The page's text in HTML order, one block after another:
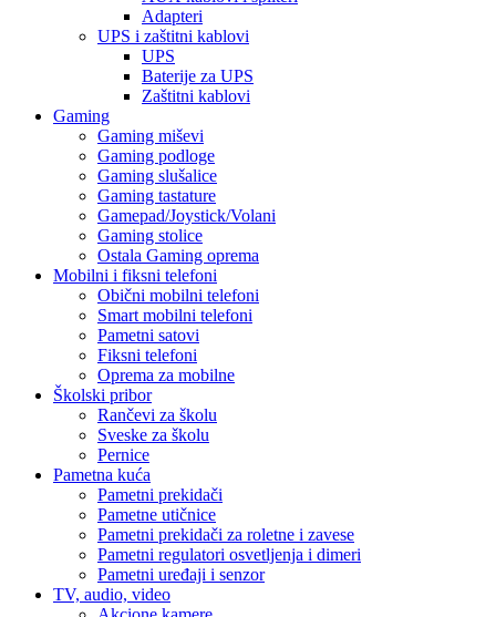
Adapteri
UPS i zaštitni kablovi
UPS
Baterije za UPS
Zaštitni kablovi
Gaming
Gaming miševi
Gaming podloge
Gaming slušalice
Gaming tastature
Gamepad/Joystick/Volani
Gaming stolice
Ostala Gaming oprema
Mobilni i fiksni telefoni
Obični mobilni telefoni
Smart mobilni telefoni
Pametni satovi
Fiksni telefoni
Oprema za mobilne
Školski pribor
Rančevi za školu
Sveske za školu
Pernice
Pametna kuća
Pametni prekidači
Pametne utičnice
Pametni prekidači za roletne i zavese
Pametni regulatori osvetljenja i dimeri
Pametni uređaji i senzor
TV, audio, video